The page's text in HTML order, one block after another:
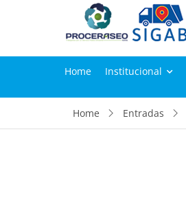
Home Institucional
Home Entradas